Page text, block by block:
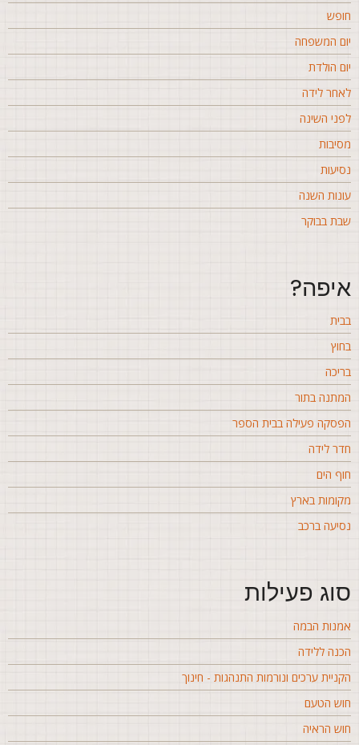
המשפחה
הולדת
לידה
השינה
השנה
בבוקר
בתור
פעילה בבית הספר
לידה
הים
בארץ
ברכב
פעילות
הבמה
ללידה
ערכים ונורמות התנהגות - חינוך
הטעם
הראיה